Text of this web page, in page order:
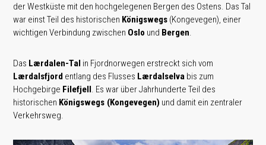
der Westküste mit den hochgelegenen Bergen des Ostens. Das Tal
war einst Teil des historischen Königswegs (Kongevegen), einer
wichtigen Verbindung zwischen Oslo und Bergen.
Das Lærdalen-Tal in Fjordnorwegen erstreckt sich vom
Lærdalsfjord entlang des Flusses Lærdalselva bis zum
Hochgebirge Filefjell. Es war über Jahrhunderte Teil des
historischen Königswegs (Kongevegen) und damit ein zentraler
Verkehrsweg.